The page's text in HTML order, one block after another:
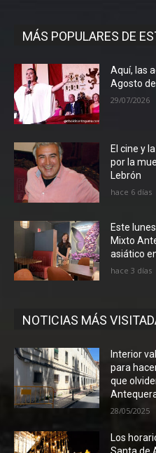
MÁS POPULARES DE
Aquí, las
Agosto
29/07/2026
El cine y
por la
Lebrón
hace 6 días
Este
Mixto
asiático
hace 3 días
NOTICIAS MÁS
Interior
para
que
28/05/2025
Los